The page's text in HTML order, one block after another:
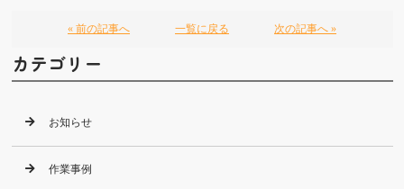
« 前の記事へ 一覧に戻る 次の記事へ »
カテゴリー
お知らせ
作業事例